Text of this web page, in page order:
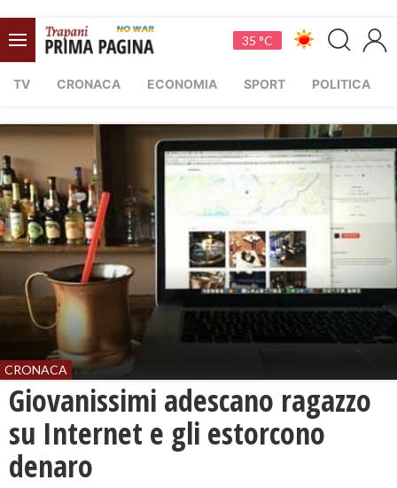
35 °C
TV CRONACA ECONOMIA SPORT POLITICA
CRONACA
Giovanissimi adescano ragazzo
su Internet e gli estorcono
denaro